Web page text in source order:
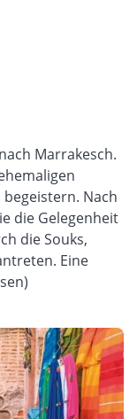
Marrakesch.
Nach
die Gelegenheit
die Souks,
Eine